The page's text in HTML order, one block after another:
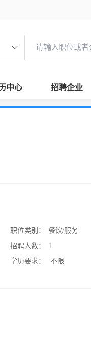
中心 招聘企业
职位类别：
餐饮/服务
招聘人数：
1
学历要求：
不限